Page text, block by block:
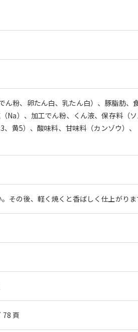
ん粉、卵たん白、乳たん白）、豚脂肪
Na）、加工でん粉、くん液、保存料（
黄5）、酸味料、甘味料（カンゾウ）
その後、軽く焼くと香ばしく仕上がりま
78 頁